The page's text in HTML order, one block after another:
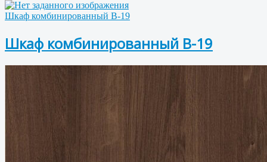
Шкаф комбинированный В-19
Шкаф комбинированный В-19